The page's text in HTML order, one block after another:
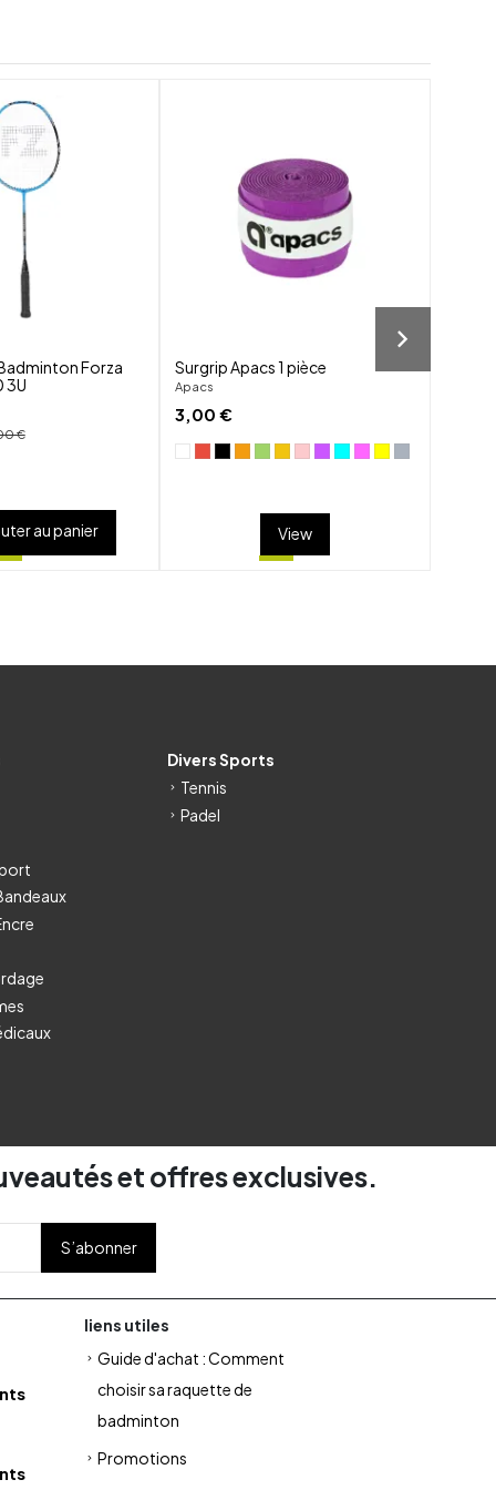
Forza
3U
€
au panier
Surgrip Apacs 1 pièce
Apacs
3,00 €
View
Divers Sports
Tennis
Padel
et offres exclusives.
liens utiles
Guide d'achat : Comment
choisir sa raquette de
badminton
Promotions